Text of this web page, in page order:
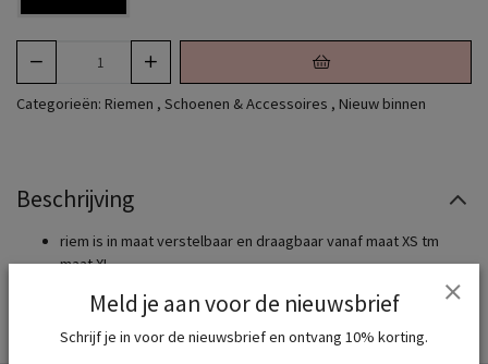
Categorieën: Riemen , Schoenen & Accessoires , Nieuw binnen
Beschrijving
riem is in maat verstelbaar en draagbaar vanaf maat XS tm
maat XL
Meld je aan voor de nieuwsbrief
Schrijf je in voor de nieuwsbrief en ontvang 10% korting.